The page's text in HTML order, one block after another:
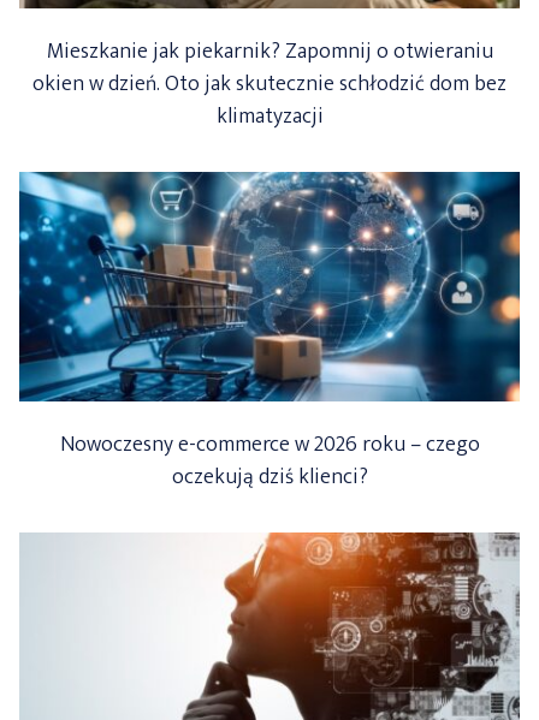
Mieszkanie jak piekarnik? Zapomnij o otwieraniu
okien w dzień. Oto jak skutecznie schłodzić dom bez
klimatyzacji
Nowoczesny e-commerce w 2026 roku – czego
oczekują dziś klienci?